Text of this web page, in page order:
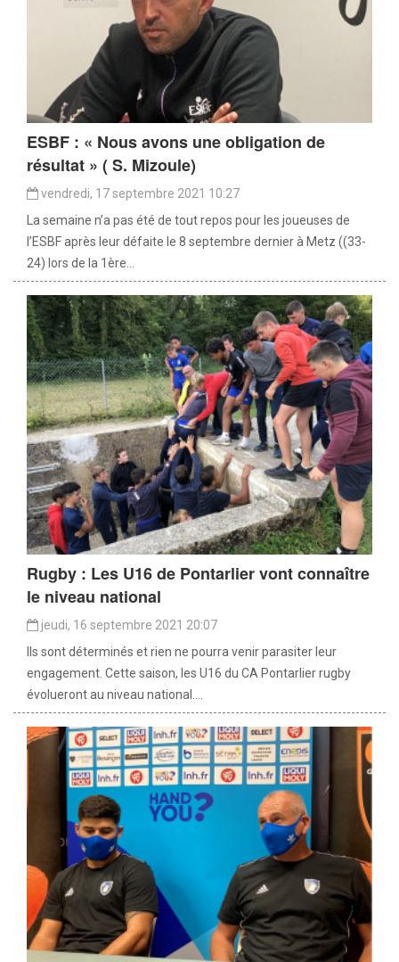
ESBF : « Nous avons une obligation de
résultat » ( S. Mizoule)
vendredi, 17 septembre 2021 10:27
La semaine n’a pas été de tout repos pour les joueuses de
l’ESBF après leur défaite le 8 septembre dernier à Metz ((33-
24) lors de la 1ère...
Rugby : Les U16 de Pontarlier vont connaître
le niveau national
jeudi, 16 septembre 2021 20:07
Ils sont déterminés et rien ne pourra venir parasiter leur
engagement. Cette saison, les U16 du CA Pontarlier rugby
évolueront au niveau national....